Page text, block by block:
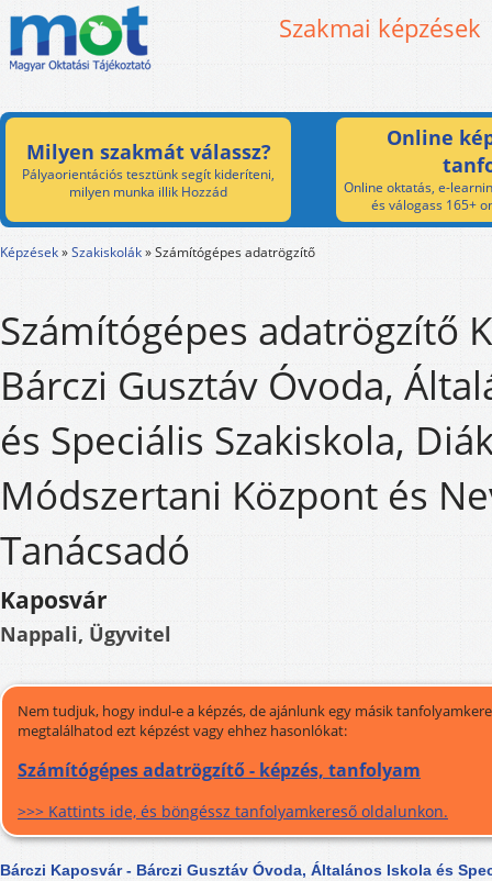
Szakmai képzések
Milyen szakmát válassz?
Pályaorientációs tesztünk segít kideríteni,
milyen munka illik Hozzád
Online
Online oktatás, e-
és válogass 165+
Képzések»Szakiskolák»Számítógépes adatrögzítő
Számítógépes adatrögzítő
Bárczi Gusztáv Óvoda,
és Speciális Szakiskola,
Módszertani Központ és
Tanácsadó
Kaposvár
Nappali, Ügyvitel
Nem tudjuk, hogy indul-e a képzés, de ajánlunk egy másik
megtalálhatod ezt képzést vagy ehhez hasonlókat:
Számítógépes adatrögzítő - képzés, tanfolyam
>>> Kattints ide, és böngéssz tanfolyamkereső oldalunkon.
Bárczi Kaposvár - Bárczi Gusztáv Óvoda, Általános Iskola és